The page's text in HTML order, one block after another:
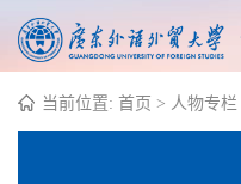
当前位置: 首页 > 人物专栏